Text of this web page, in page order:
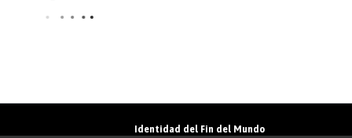
Identidad del Fin del Mundo